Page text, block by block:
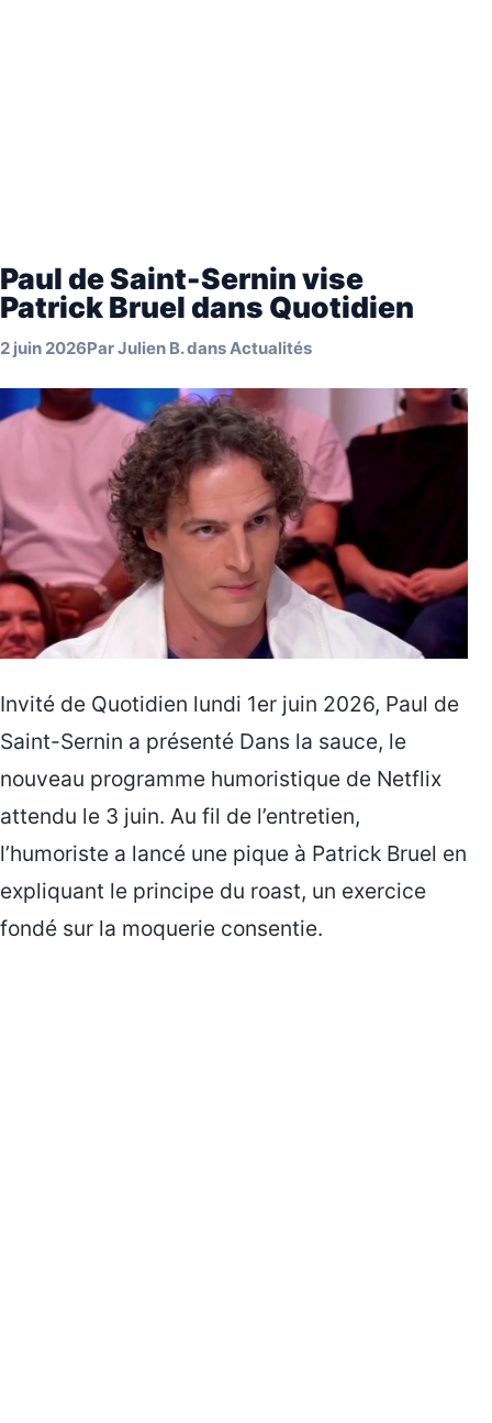
Paul de Saint-Sernin vise
Patrick Bruel dans Quotidien
2 juin 2026ParJulien B.dansActualités
Invité de Quotidien lundi 1er juin 2026, Paul de
Saint-Sernin a présenté Dans la sauce, le
nouveau programme humoristique de Netflix
attendu le 3 juin. Au fil de l’entretien,
l’humoriste a lancé une pique à Patrick Bruel en
expliquant le principe du roast, un exercice
fondé sur la moquerie consentie.